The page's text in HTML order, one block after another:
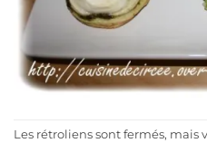
Les rétroliens sont fermés, mais